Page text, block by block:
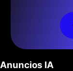
Anuncios IA